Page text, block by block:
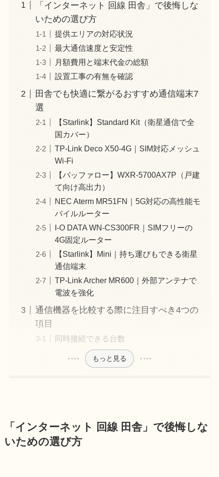
「インターネット 回線 田舎」で後悔しな
いための選び方
提供エリアの対応状況
最大通信速度と安定性
月額費用と端末代金の総額
設置工事の有無を確認
田舎でも快適に繋がるおすすめ通信端末7
選
【Starlink】Standard Kit（衛星通信で全
国カバー）
TP-Link Deco X50-4G｜SIM対応メッシュ
Wi-Fi
【バッファロー】WXR-5700AX7P（戸建
て向け高出力）
NEC Aterm MR51FN｜5G対応の高性能モ
バイルルーター
I-O DATA WN-CS300FR｜SIMフリーの
4G固定ルーター
【Starlink】Mini｜持ち運びもできる衛星
通信端末
TP-Link Archer MR600｜外部アンテナで
電波を強化
通信機器を比較する際に注目すべき4つの
項目
同時接続できる台数
もっと見る
「インターネット 回線 田舎」で後悔しな
いための選び方